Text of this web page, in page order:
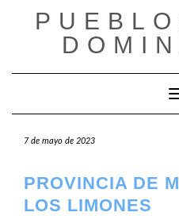
7 de mayo de 2023
PROVINCIA DE
LOS LIMONES